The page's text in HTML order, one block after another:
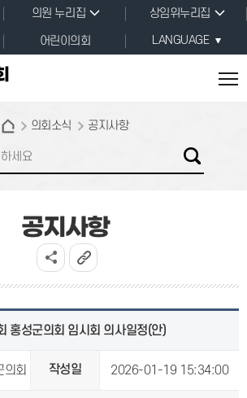
의원 누리집
상임위누리집
어린이의회 LANGUAGE
의회소식 공지사항
공지사항
홍성군의회 임시회 의사일정(안)
의회 작성일 2026-01-19 15:34:00